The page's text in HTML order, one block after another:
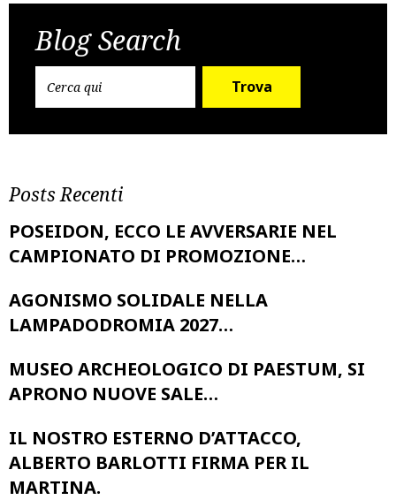
navigation
Blog Search
Trova
Posts Recenti
POSEIDON, ECCO LE AVVERSARIE NEL
CAMPIONATO DI PROMOZIONE…
AGONISMO SOLIDALE NELLA
LAMPADODROMIA 2027…
MUSEO ARCHEOLOGICO DI PAESTUM, SI
APRONO NUOVE SALE…
IL NOSTRO ESTERNO D’ATTACCO,
ALBERTO BARLOTTI FIRMA PER IL
MARTINA.